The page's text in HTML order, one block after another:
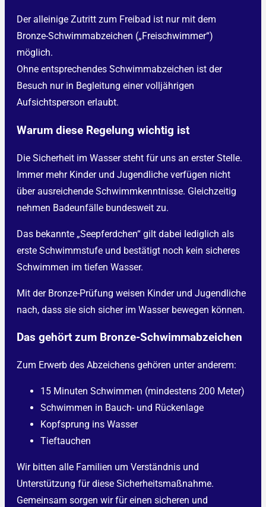
Der alleinige Zutritt zum Freibad ist nur mit dem
Bronze-Schwimmabzeichen („Freischwimmer“)
möglich.
Ohne entsprechendes Schwimmabzeichen ist der
Besuch nur in Begleitung einer volljährigen
Aufsichtsperson erlaubt.
Warum diese Regelung wichtig ist
Die Sicherheit im Wasser steht für uns an erster Stelle.
Immer mehr Kinder und Jugendliche verfügen nicht
über ausreichende Schwimmkenntnisse. Gleichzeitig
nehmen Badeunfälle bundesweit zu.
Das bekannte „Seepferdchen“ gilt dabei lediglich als
erste Schwimmstufe und bestätigt noch kein sicheres
Schwimmen im tiefen Wasser.
Mit der Bronze-Prüfung weisen Kinder und Jugendliche
nach, dass sie sich sicher im Wasser bewegen können.
Das gehört zum Bronze-Schwimmabzeichen
Zum Erwerb des Abzeichens gehören unter anderem:
15 Minuten Schwimmen (mindestens 200 Meter)
Schwimmen in Bauch- und Rückenlage
Kopfsprung ins Wasser
Tieftauchen
Wir bitten alle Familien um Verständnis und
Unterstützung für diese Sicherheitsmaßnahme.
Gemeinsam sorgen wir für einen sicheren und